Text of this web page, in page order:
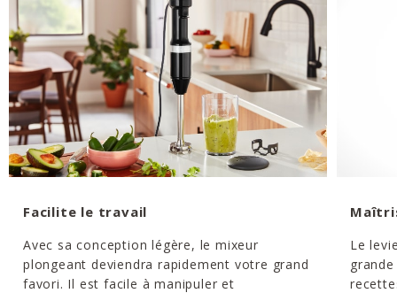
Facilite le travail
Avec sa conception légère, le mixeur
plongeant deviendra rapidement votre grand
favori. Il est facile à manipuler et
Le